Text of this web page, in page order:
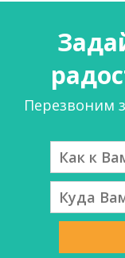
Перезвоним